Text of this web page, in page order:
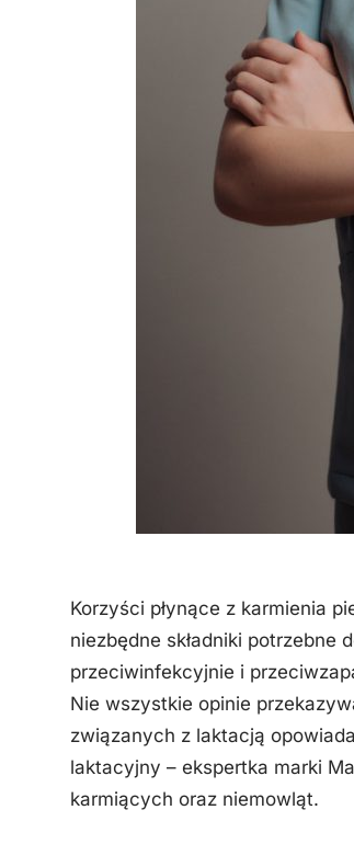
Korzyści płynące z karmienia
niezbędne składniki potrzebne
przeciwinfekcyjnie i
Nie wszystkie opinie
związanych z laktacją
laktacyjny – ekspertka marki
karmiących oraz niemowląt.